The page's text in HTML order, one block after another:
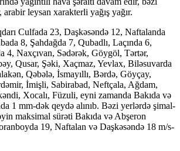
arabir leysan xarakterli yağış yağır.
Culfada 23, Daşkəsəndə 12, Naftalanda
8, Şahdağda 7, Qubadlı, Laçında 6,
4, Naxçıvan, Sədərək, Göygöl, Tərtər,
Qusar, Şəki, Xaçmaz, Yevlax, Biləsuvarda
Qəbələ, İsmayıllı, Bərdə, Göyçay,
İmişli, Sabirabad, Neftçala, Ağdam,
Xocalı, Füzuli, eyni zamanda Bakıda və
1 mm-dək qeydə alınıb. Bəzi yerlərdə şimal-
maksimal sürəti Bakıda və Abşeron
19, Naftalan və Daşkəsəndə 18 m/s-